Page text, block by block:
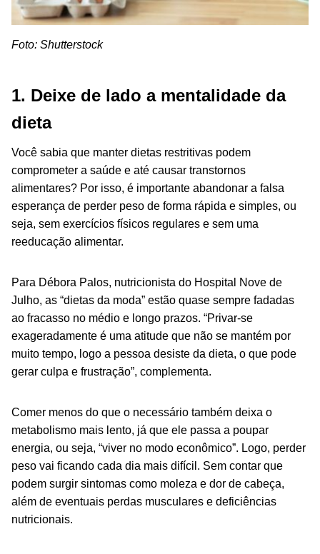
Foto: Shutterstock
1. Deixe de lado a mentalidade da
dieta
Você sabia que manter dietas restritivas podem
comprometer a saúde e até causar transtornos
alimentares? Por isso, é importante abandonar a falsa
esperança de perder peso de forma rápida e simples, ou
seja, sem exercícios físicos regulares e sem uma
reeducação alimentar.
Para Débora Palos, nutricionista do Hospital Nove de
Julho, as “dietas da moda” estão quase sempre fadadas
ao fracasso no médio e longo prazos. “Privar-se
exageradamente é uma atitude que não se mantém por
muito tempo, logo a pessoa desiste da dieta, o que pode
gerar culpa e frustração”, complementa.
Comer menos do que o necessário também deixa o
metabolismo mais lento, já que ele passa a poupar
energia, ou seja, “viver no modo econômico”. Logo, perder
peso vai ficando cada dia mais difícil. Sem contar que
podem surgir sintomas como moleza e dor de cabeça,
além de eventuais perdas musculares e deficiências
nutricionais.